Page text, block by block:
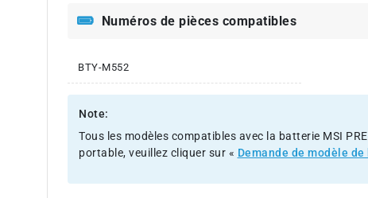
Numéros de pièces compatibles
BTY-M552
Note:
Tous les modèles compatibles avec la batterie MSI
portable, veuillez cliquer sur « Demande de modèle